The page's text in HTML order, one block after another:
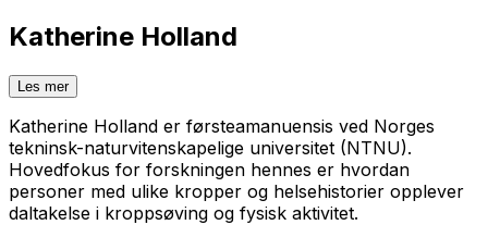
Katherine Holland
Les mer
Katherine Holland er førsteamanuensis ved Norges
tekninsk-naturvitenskapelige universitet (NTNU).
Hovedfokus for forskningen hennes er hvordan
personer med ulike kropper og helsehistorier opplever
daltakelse i kroppsøving og fysisk aktivitet.